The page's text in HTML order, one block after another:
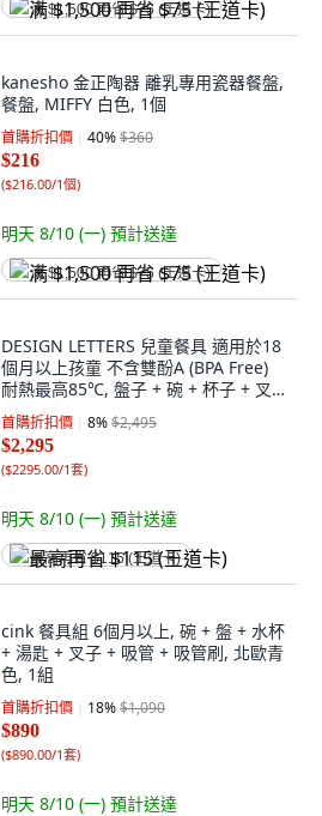
满 $1,500 再省 $75 (王道卡)
kanesho 金正陶器 離乳專用瓷器餐盤,
餐盤, MIFFY 白色, 1個
首購折扣價 40%$360
$216
($216.00/1個)
明天 8/10 (一) 預計送達
满 $1,500 再省 $75 (王道卡)
DESIGN LETTERS 兒童餐具 適用於18
個月以上孩童 不含雙酚A (BPA Free)
耐熱最高85℃, 盤子 + 碗 + 杯子 + 叉
子 + 湯匙, 1組, 粉紅色
首購折扣價 8%$2,495
$2,295
($2295.00/1套)
明天 8/10 (一) 預計送達
最高再省 $115 (王道卡)
cink 餐具組 6個月以上, 碗 + 盤 + 水杯
+ 湯匙 + 叉子 + 吸管 + 吸管刷, 北歐青
色, 1組
首購折扣價 18%$1,090
$890
($890.00/1套)
明天 8/10 (一) 預計送達